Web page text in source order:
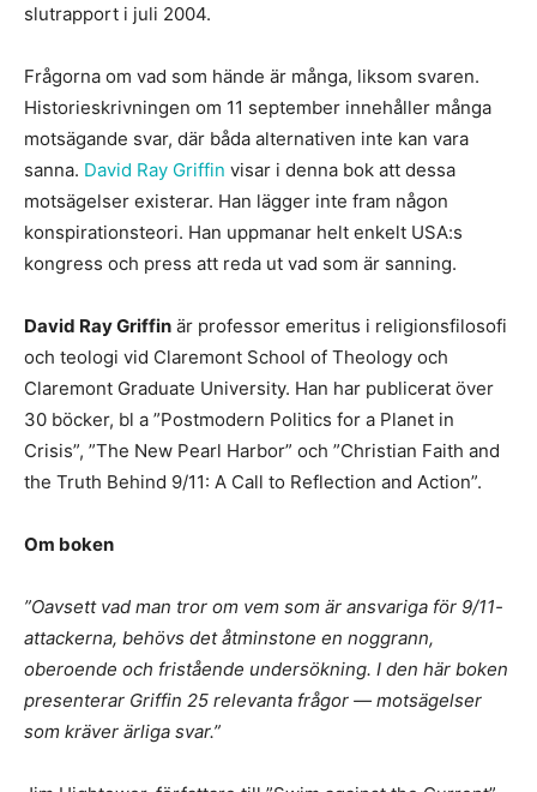
slutrapport i juli 2004.
Frågorna om vad som hände är många, liksom svaren.
Historieskrivningen om 11 september innehåller många
motsägande svar, där båda alternativen inte kan vara
sanna. David Ray Griffin visar i denna bok att dessa
motsägelser existerar. Han lägger inte fram någon
konspirationsteori. Han uppmanar helt enkelt USA:s
kongress och press att reda ut vad som är sanning.
David Ray Griffin är professor emeritus i religionsfilosofi
och teologi vid Claremont School of Theology och
Claremont Graduate University. Han har publicerat över
30 böcker, bl a ”Postmodern Politics for a Planet in
Crisis”, ”The New Pearl Harbor” och ”Christian Faith and
the Truth Behind 9/11: A Call to Reflection and Action”.
Om boken
”Oavsett vad man tror om vem som är ansvariga för 9/11-
attackerna, behövs det åtminstone en noggrann,
oberoende och fristående undersökning. I den här boken
presenterar Griffin 25 relevanta frågor — motsägelser
som kräver ärliga svar.”